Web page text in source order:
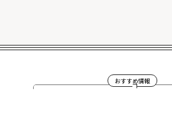
おすすめ情報